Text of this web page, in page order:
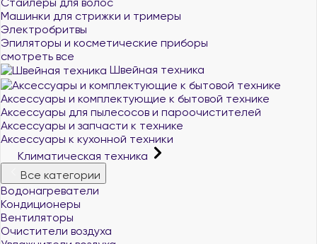
Машинки для стрижки и тримеры
Электробритвы
Эпиляторы и косметические приборы
смотреть все
Швейная техника
Аксессуары и комплектующие к бытовой технике
Аксессуары для пылесосов и пароочистителей
Аксессуары и запчасти к технике
Аксессуары к кухонной техники
Климатическая техника
Все категории
Водонагреватели
Кондиционеры
Вентиляторы
Очистители воздуха